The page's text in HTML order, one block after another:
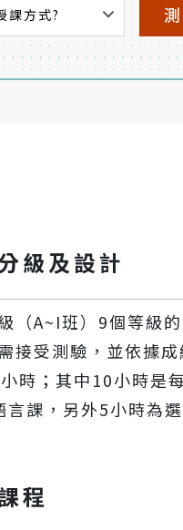
級及設計
（A~I班）9個等級的
接受測驗，並依據
時；其中10小時是
課，另外5小時為選
程